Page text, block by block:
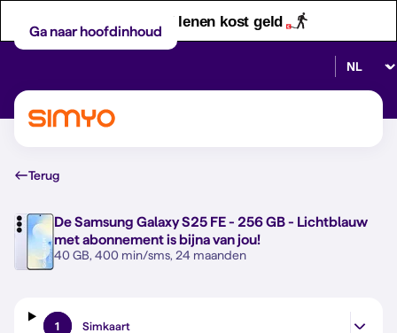
Let op! Geld lenen kost geld
Ga naar hoofdinhoud
Terug
DeSamsung Galaxy S25 FE - 256 GB - Lichtblauw
met abonnement is bijna van jou!
40 GB, 400 min/sms, 24 maanden
1 Simkaart